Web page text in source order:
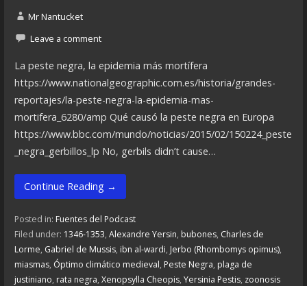
Mr Nantucket
Leave a comment
La peste negra, la epidemia más mortífera
https://www.nationalgeographic.com.es/historia/grandes-
reportajes/la-peste-negra-la-epidemia-mas-
mortifera_6280/amp Qué causó la peste negra en Europa
https://www.bbc.com/mundo/noticias/2015/02/150224_peste
_negra_gerbillos_lp No, gerbils didn’t cause…
Continue Reading →
Posted in: Fuentes del Podcast
Filed under: 1346-1353, Alexandre Yersin, bubones, Charles de
Lorme, Gabriel de Mussis, ibn al-wardi, Jerbo (Rhombomys opimus),
miasmas, Óptimo climático medieval, Peste Negra, plaga de
justiniano, rata negra, Xenopsylla Cheopis, Yersinia Pestis, zoonosis